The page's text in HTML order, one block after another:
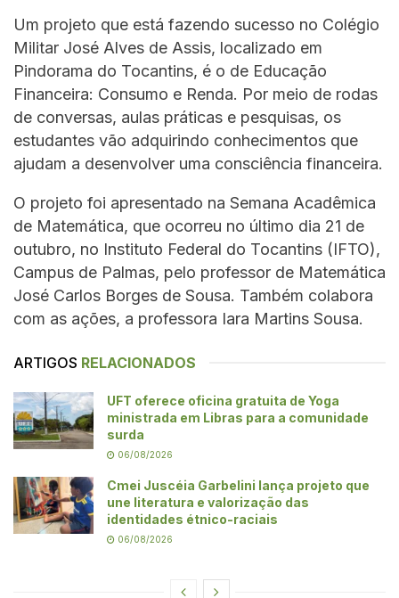
Um projeto que está fazendo sucesso no Colégio
Militar José Alves de Assis, localizado em
Pindorama do Tocantins, é o de Educação
Financeira: Consumo e Renda. Por meio de rodas
de conversas, aulas práticas e pesquisas, os
estudantes vão adquirindo conhecimentos que
ajudam a desenvolver uma consciência financeira.
O projeto foi apresentado na Semana Acadêmica
de Matemática, que ocorreu no último dia 21 de
outubro, no Instituto Federal do Tocantins (IFTO),
Campus de Palmas, pelo professor de Matemática
José Carlos Borges de Sousa. Também colabora
com as ações, a professora Iara Martins Sousa.
ARTIGOS RELACIONADOS
UFT oferece oficina gratuita de Yoga
ministrada em Libras para a comunidade
surda
06/08/2026
Cmei Juscéia Garbelini lança projeto que
une literatura e valorização das
identidades étnico-raciais
06/08/2026